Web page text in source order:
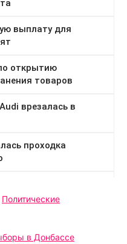
Политические
в Донбассе